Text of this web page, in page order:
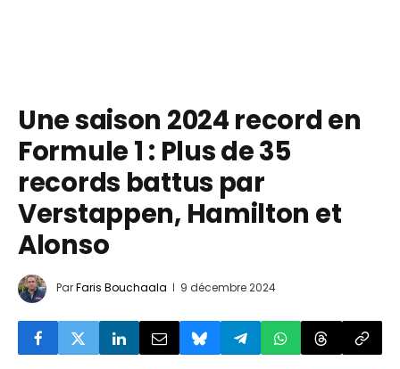
Une saison 2024 record en
Formule 1 : Plus de 35
records battus par
Verstappen, Hamilton et
Alonso
ParFaris Bouchaala 9 décembre 2024